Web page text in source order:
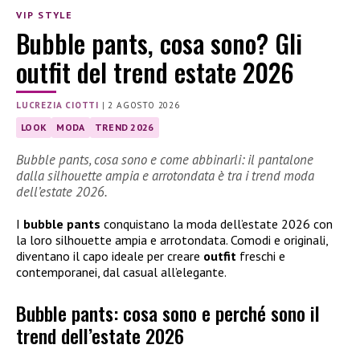
VIP STYLE
Bubble pants, cosa sono? Gli
outfit del trend estate 2026
LUCREZIA CIOTTI |2 AGOSTO 2026
LOOK MODA TREND 2026
Bubble pants, cosa sono e come abbinarli: il pantalone
dalla silhouette ampia e arrotondata è tra i trend moda
dell’estate 2026.
I bubble pants conquistano la moda dell’estate 2026 con
la loro silhouette ampia e arrotondata. Comodi e originali,
diventano il capo ideale per creare outfit freschi e
contemporanei, dal casual all’elegante.
Bubble pants: cosa sono e perché sono il
trend dell’estate 2026